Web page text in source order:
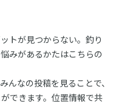
トが見つからない。釣り
みがあるかたはこちらの
んなの投稿を見ることで、
できます。位置情報で共